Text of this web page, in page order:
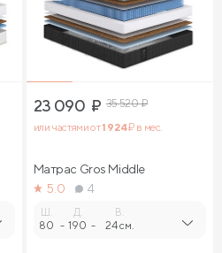
23 090 ₽ 35 520₽
или частями от1 924₽ в мес.
Матрас Gros Middle
5.0
4
80 -
Д.
190 -
В.
24 см.